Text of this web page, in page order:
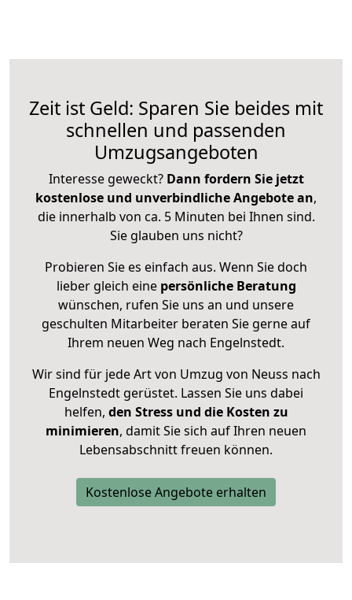
Zeit ist Geld: Sparen Sie beides mit
schnellen und passenden
Umzugsangeboten
Interesse geweckt? Dann fordern Sie jetzt
kostenlose und unverbindliche Angebote an,
die innerhalb von ca. 5 Minuten bei Ihnen sind.
Sie glauben uns nicht?
Probieren Sie es einfach aus. Wenn Sie doch
lieber gleich eine persönliche Beratung
wünschen, rufen Sie uns an und unsere
geschulten Mitarbeiter beraten Sie gerne auf
Ihrem neuen Weg nach Engelnstedt.
Wir sind für jede Art von Umzug von Neuss nach
Engelnstedt gerüstet. Lassen Sie uns dabei
helfen, den Stress und die Kosten zu
minimieren, damit Sie sich auf Ihren neuen
Lebensabschnitt freuen können.
Kostenlose Angebote erhalten